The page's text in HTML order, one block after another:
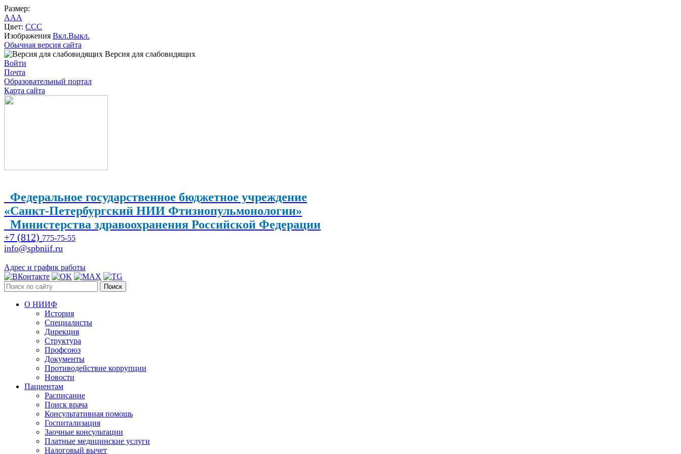
Размер:
AAA
Цвет: CCC
Изображения Вкл.Выкл.
Обычная версия сайта
Версия для слабовидящих
Войти
Почта
Образовательный портал
Карта сайта
Федеральное государственное бюджетное учреждение
«Санкт-Петербургский НИИ Фтизиопульмонологии»
Министерства здравоохранения Российской Федерации
+7 (812) 775-75-55
info@spbniif.ru
Адрес и график работы
Поиск
О НИИФ
История
Специалисты
Дирекция
Структура
Профсоюз
Документы
Противодействие коррупции
Новости
Пациентам
Расписание
Поиск врача
Консультативная помощь
Госпитализация
Заочные консультации
Платные медицинские услуги
Налоговый вычет